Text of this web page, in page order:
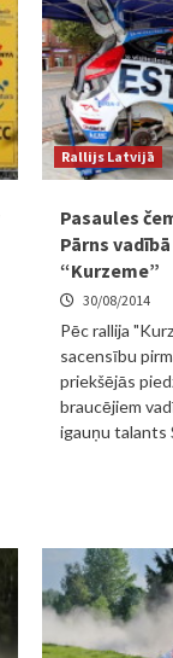
Rallijs Latvijā
Pasaules
Pārns
“Kurzeme”
30/08/2014
Pēc rallija
sacensību
priekšējās
braucējiem
igauņu talants